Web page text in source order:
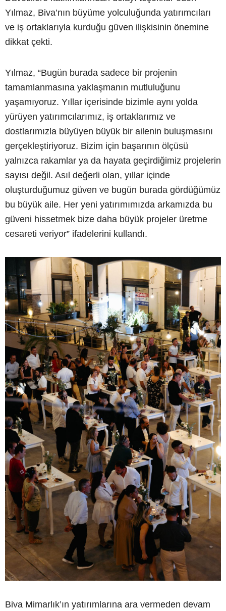
Yılmaz, Biva’nın büyüme yolculuğunda yatırımcıları
ve iş ortaklarıyla kurduğu güven ilişkisinin önemine
dikkat çekti.
Yılmaz, “Bugün burada sadece bir projenin
tamamlanmasına yaklaşmanın mutluluğunu
yaşamıyoruz. Yıllar içerisinde bizimle aynı yolda
yürüyen yatırımcılarımız, iş ortaklarımız ve
dostlarımızla büyüyen büyük bir ailenin buluşmasını
gerçekleştiriyoruz. Bizim için başarının ölçüsü
yalnızca rakamlar ya da hayata geçirdiğimiz projelerin
sayısı değil. Asıl değerli olan, yıllar içinde
oluşturduğumuz güven ve bugün burada gördüğümüz
bu büyük aile. Her yeni yatırımımızda arkamızda bu
güveni hissetmek bize daha büyük projeler üretme
cesareti veriyor” ifadelerini kullandı.
Biva Mimarlık’ın yatırımlarına ara vermeden devam